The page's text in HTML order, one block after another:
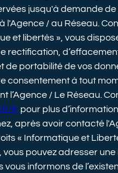
jusqu'à demande
l'Agence / au Réseau.
et libertés », vous
rectification,
de portabilité de vos
consentement à tout
l’Agence / Le Réseau.
fr pour plus
après avoir contacté
« Informatique et
vous pouvez adresser
vous informons de